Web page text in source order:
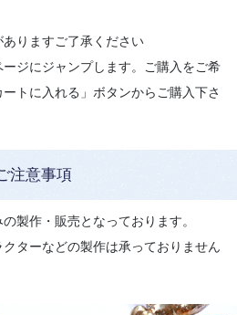
りますご了承ください
ジにジャンプします。ご購入をご希
トに入れる」ボタンからご購入下さ
注意事項
製作・販売となっております。
ターなどの製作は承っておりません